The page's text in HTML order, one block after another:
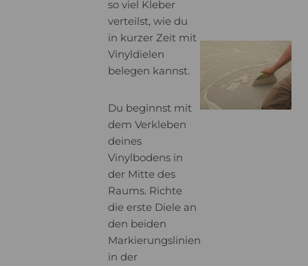
so viel Kleber
verteilst, wie du
in kurzer Zeit mit
Vinyldielen
belegen kannst.
Du beginnst mit
dem Verkleben
deines
Vinylbodens in
der Mitte des
Raums. Richte
die erste Diele an
den beiden
Markierungslinien
in der